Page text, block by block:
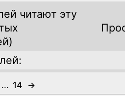
читают эту
... 14 →